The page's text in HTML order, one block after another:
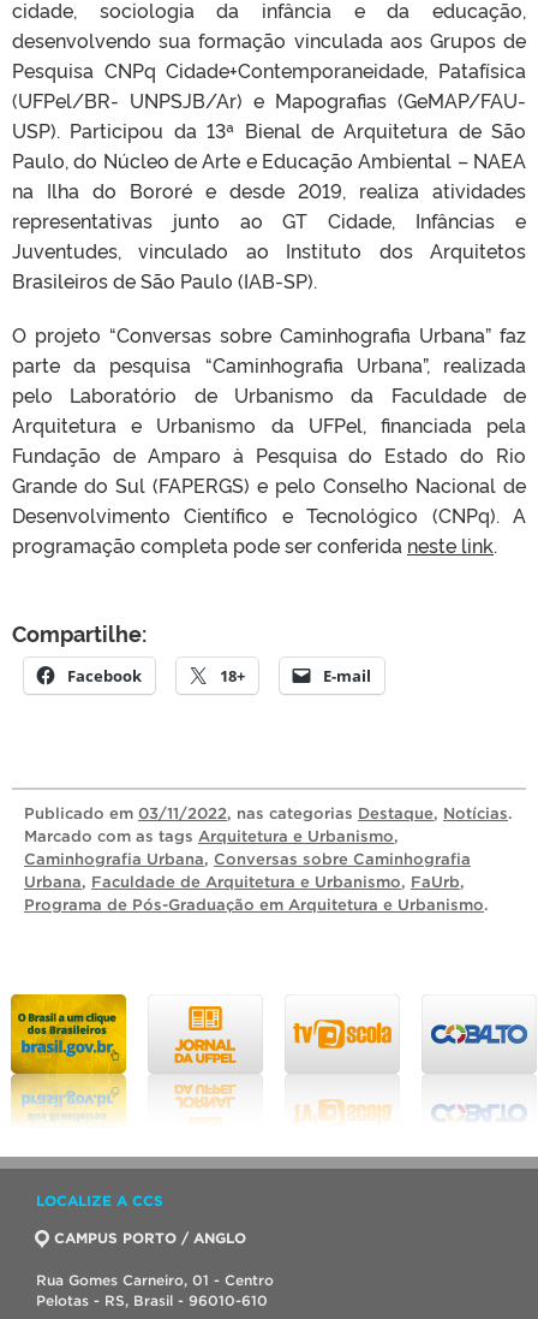
cidade, sociologia da infância e da educação,
desenvolvendo sua formação vinculada aos Grupos de
Pesquisa CNPq Cidade+Contemporaneidade, Patafísica
(UFPel/BR- UNPSJB/Ar) e Mapografias (GeMAP/FAU-
USP). Participou da 13ª Bienal de Arquitetura de São
Paulo, do Núcleo de Arte e Educação Ambiental – NAEA
na Ilha do Bororé e desde 2019, realiza atividades
representativas junto ao GT Cidade, Infâncias e
Juventudes, vinculado ao Instituto dos Arquitetos
Brasileiros de São Paulo (IAB-SP).
O projeto “Conversas sobre Caminhografia Urbana” faz
parte da pesquisa “Caminhografia Urbana”, realizada
pelo Laboratório de Urbanismo da Faculdade de
Arquitetura e Urbanismo da UFPel, financiada pela
Fundação de Amparo à Pesquisa do Estado do Rio
Grande do Sul (FAPERGS) e pelo Conselho Nacional de
Desenvolvimento Científico e Tecnológico (CNPq). A
programação completa pode ser conferida neste link.
Compartilhe:
Facebook 18+ E-mail
Publicado em 03/11/2022, nas categorias Destaque, Notícias.
Marcado com as tags Arquitetura e Urbanismo,
Caminhografia Urbana, Conversas sobre Caminhografia
Urbana, Faculdade de Arquitetura e Urbanismo, FaUrb,
Programa de Pós-Graduação em Arquitetura e Urbanismo.
LOCALIZE A CCS
CAMPUS PORTO / ANGLO
Rua Gomes Carneiro, 01 - Centro
Pelotas - RS, Brasil - 96010-610